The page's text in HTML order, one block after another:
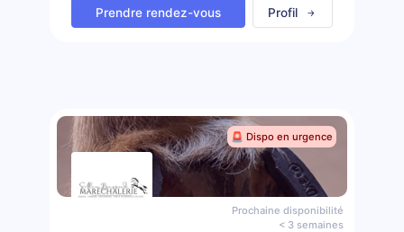
Prendre rendez-vous Profil
🚨 Dispo en urgence
Prochaine disponibilité
< 3 semaines